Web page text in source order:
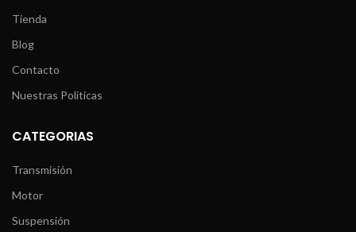
Tienda
Blog
Contacto
Nuestras Políticas
CATEGORIAS
Transmisión
Motor
Suspensión